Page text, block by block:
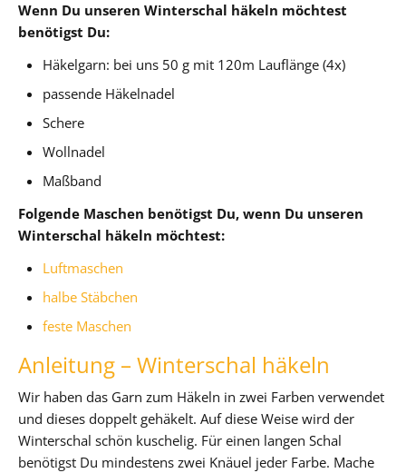
Wenn Du unseren Winterschal häkeln möchtest
benötigst Du:
Häkelgarn: bei uns 50 g mit 120m Lauflänge (4x)
passende Häkelnadel
Schere
Wollnadel
Maßband
Folgende Maschen benötigst Du, wenn Du unseren
Winterschal häkeln möchtest:
Luftmaschen
halbe Stäbchen
feste Maschen
Anleitung – Winterschal häkeln
Wir haben das Garn zum Häkeln in zwei Farben verwendet
und dieses doppelt gehäkelt. Auf diese Weise wird der
Winterschal schön kuschelig. Für einen langen Schal
benötigst Du mindestens zwei Knäuel jeder Farbe. Mache